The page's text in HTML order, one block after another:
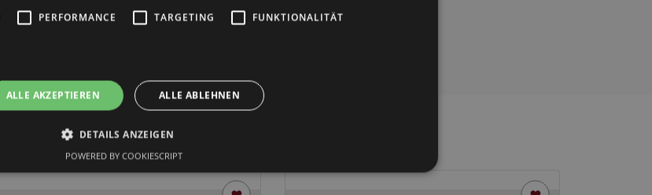
möglich)
PERFORMANCE TARGETING FUNKTIONALITÄT
ALLE AKZEPTIEREN ALLE ABLEHNEN
DETAILS ANZEIGEN
POWERED BY COOKIESCRIPT